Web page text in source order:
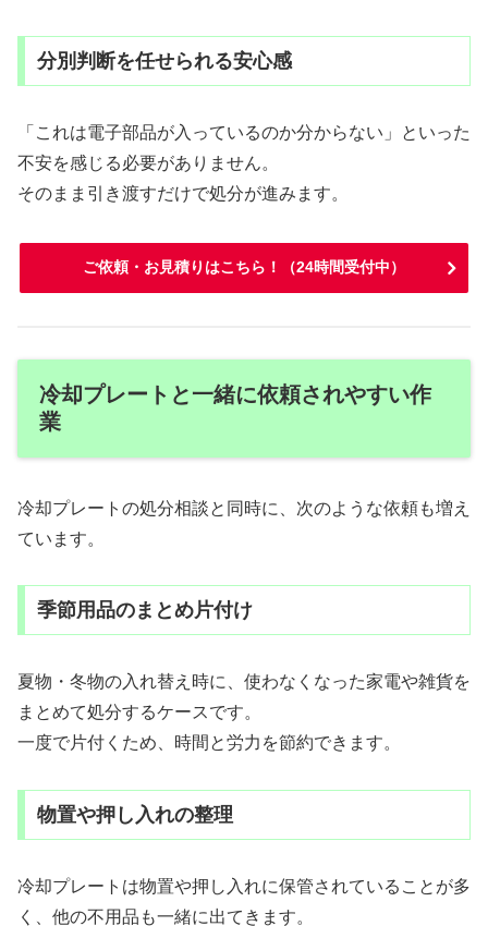
分別判断を任せられる安心感
「これは電子部品が入っているのか分からない」といった
不安を感じる必要がありません。
そのまま引き渡すだけで処分が進みます。
ご依頼・お見積りはこちら！（24時間受付中）
冷却プレートと一緒に依頼されやすい作
業
冷却プレートの処分相談と同時に、次のような依頼も増え
ています。
季節用品のまとめ片付け
夏物・冬物の入れ替え時に、使わなくなった家電や雑貨を
まとめて処分するケースです。
一度で片付くため、時間と労力を節約できます。
物置や押し入れの整理
冷却プレートは物置や押し入れに保管されていることが多
く、他の不用品も一緒に出てきます。